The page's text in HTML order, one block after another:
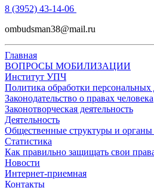
8 (3952) 43-14-06
ombudsman38@mail.ru
Главная
ВОПРОСЫ МОБИЛИЗАЦИИ
Институт УПЧ
Политика обработки
Законодательство о правах человека
Законотворческая деятельность
Деятельность
Общественные структуры и органы
Статистика
Как правильно защищать свои
Новости
Интернет-приемная
Контакты